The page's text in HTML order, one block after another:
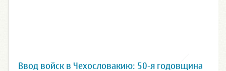
Ввод войск в Чехословакию: 50-я годовщина